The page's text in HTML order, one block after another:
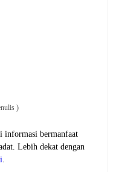
)
informasi bermanfaat
Lebih dekat dengan